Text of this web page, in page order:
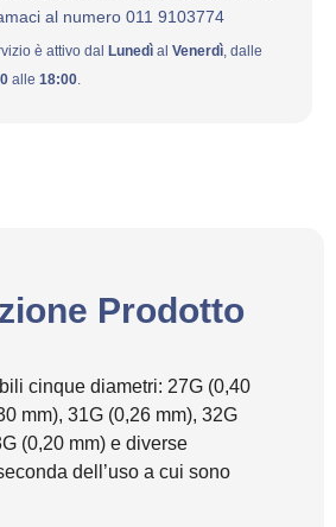
al numero 011 9103774
è attivo dal Lunedì al Venerdì, dalle
alle 18:00.
Prodotto
cinque diametri: 27G (0,40
mm), 31G (0,26 mm), 32G
(0,20 mm) e diverse
dell’uso a cui sono